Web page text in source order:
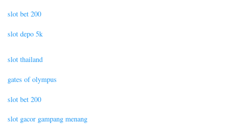
slot bet 200
slot depo 5k
slot thailand
gates of olympus
slot bet 200
slot gacor gampang menang